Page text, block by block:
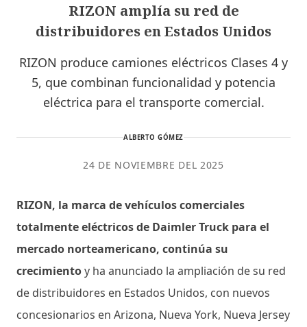
RIZON amplía su red de
distribuidores en Estados Unidos
RIZON produce camiones eléctricos Clases 4 y
5, que combinan funcionalidad y potencia
eléctrica para el transporte comercial.
ALBERTO GÓMEZ
24 DE NOVIEMBRE DEL 2025
RIZON, la marca de vehículos comerciales
totalmente eléctricos de Daimler Truck para el
mercado norteamericano, continúa su
crecimientoy ha anunciado la ampliación de su red
de distribuidores en Estados Unidos, con nuevos
concesionarios en Arizona, Nueva York, Nueva Jersey